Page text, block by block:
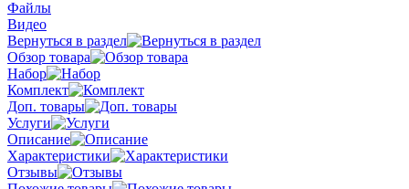
Файлы
Видео
Вернуться в раздел
Обзор товара
Набор
Комплект
Доп. товары
Услуги
Описание
Характеристики
Отзывы